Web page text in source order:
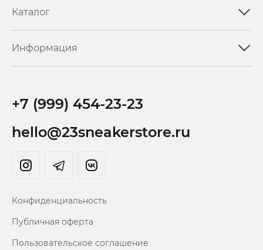
Каталог
Информация
+7 (999) 454-23-23
hello@23sneakerstore.ru
Конфиденциальность
Публичная оферта
Пользовательское соглашение